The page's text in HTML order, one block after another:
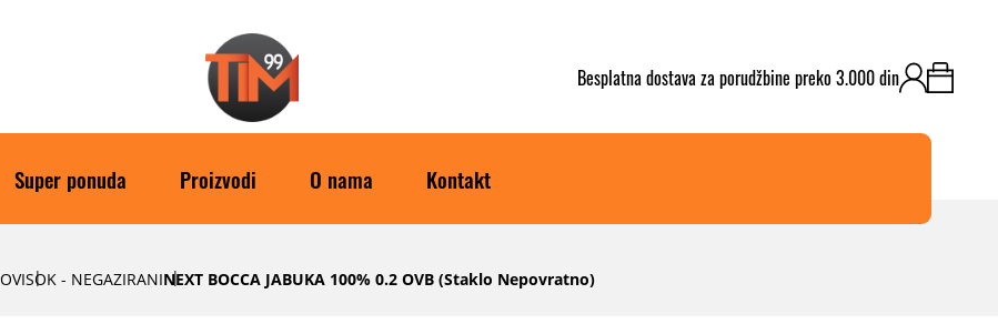
​Besplatna dostava za porudžbine preko 3.000 din
Super ponuda Proizvodi O nama Kontakt
SOK - NEGAZIRANINEXT BOCCA JABUKA 100% 0.2 OVB (staklo Nepovratno)